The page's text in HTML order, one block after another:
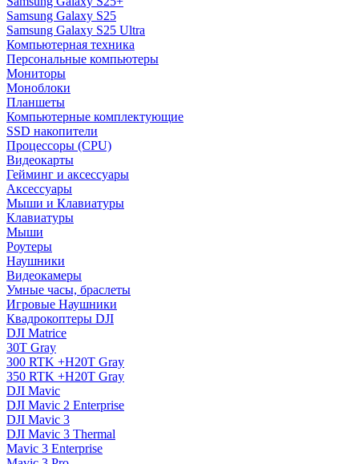
Samsung Galaxy S25
Samsung Galaxy S25 Ultra
Компьютерная техника
Персональные компьютеры
Мониторы
Моноблоки
Планшеты
Компьютерные комплектующие
SSD накопители
Процессоры (CPU)
Видеокарты
Гейминг и аксессуары
Аксессуары
Мыши и Клавиатуры
Клавиатуры
Мыши
Роутеры
Наушники
Видеокамеры
Умные часы, браслеты
Игровые Наушники
Квадрокоптеры DJI
DJI Matrice
30T Gray
300 RTK +H20T Gray
350 RTK +H20T Gray
DJI Mavic
DJI Mavic 2 Enterprise
DJI Mavic 3
DJI Mavic 3 Thermal
Mavic 3 Enterprise